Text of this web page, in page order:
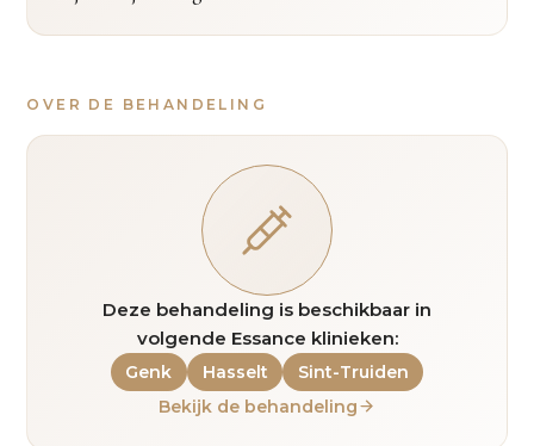
OVER DE BEHANDELING
Deze behandeling is beschikbaar in
volgende Essance klinieken:
Genk Hasselt
Sint-Truiden
Bekijk de behandeling